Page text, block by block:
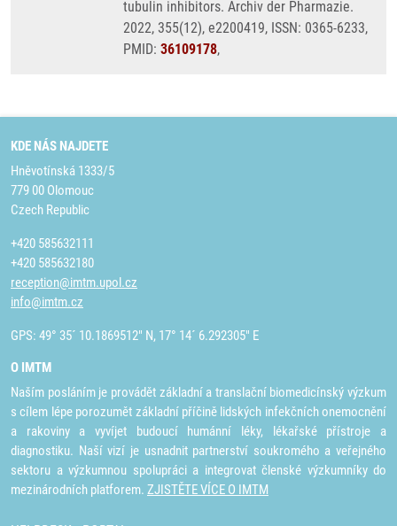
tubulin inhibitors. Archiv der Pharmazie.
2022, 355(12), e2200419, ISSN: 0365-6233,
PMID: 36109178,
KDE NÁS NAJDETE
Hněvotínská 1333/5
779 00 Olomouc
Czech Republic
+420 585632111
+420 585632180
reception@imtm.upol.cz
info@imtm.cz
GPS: 49° 35´ 10.1869512" N, 17° 14´ 6.292305" E
O IMTM
Naším posláním je provádět základní a translační biomedicínský výzkum
s cílem lépe porozumět základní příčině lidských infekčních onemocnění
a rakoviny a vyvíjet budoucí humánní léky, lékařské přístroje a
diagnostiku. Naší vizí je usnadnit partnerství soukromého a veřejného
sektoru a výzkumnou spolupráci a integrovat členské výzkumníky do
mezinárodních platforem. ZJISTĚTE VÍCE O IMTM